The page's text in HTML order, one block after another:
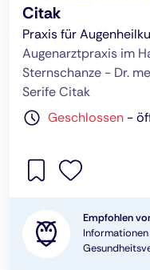
Citak
Praxis für
Augenarztpraxis im
Sternschanze - Dr.
Serife Citak
Geschlossen -
Empfohlen